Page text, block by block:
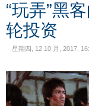
“玩弄”黑
轮投资
星期四, 12 10 月, 2017,